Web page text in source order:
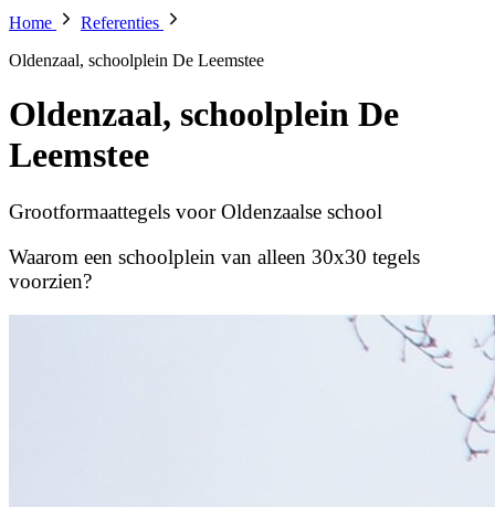
Home
Referenties
Oldenzaal, schoolplein De Leemstee
Oldenzaal, schoolplein De
Leemstee
Grootformaattegels voor Oldenzaalse school
Waarom een schoolplein van alleen 30x30 tegels
voorzien?